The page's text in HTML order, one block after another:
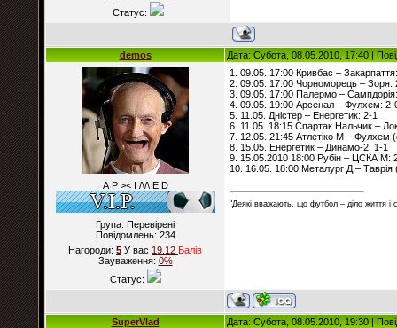
Статус:
demos Дата: Субота, 08.05.2010, 17:40 |
А Р >< I /\/\ E D
Група: Перевірені
Повідомлень: 234
Нагороди: 5 У вас 19.12 Балiв
Зауваження: 0%
Статус:
1. 09.05. 17:00 Кривбас –
2. 09.05. 17:00 Чорноморець – Зоря:
3. 09.05. 17:00 Палермо –
4. 09.05. 19:00 Арсенал – Фулхем: 2-
5. 11.05. Дністер – Енергетик: 2-1
6. 11.05. 18:15 Спартак Нальчик –
7. 12.05. 21:45 Атлетіко М – Фулхем
8. 15.05. Енергетик – Динамо-2: 1-1
9. 15.05.2010 18:00 Рубін – ЦСКА М:
10. 16.05. 18:00 Металург Д – Таврія
"Деякі вважають, що футбол – діло життя
SuperVlad Дата: Субота, 08.05.2010, 19:30 |